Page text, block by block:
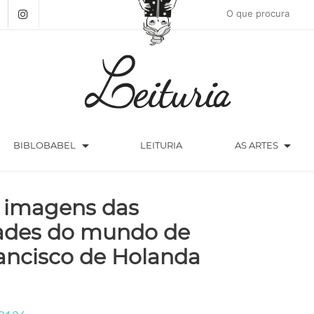
BIBLOBABEL arrow_drop_down LEITURIA AS ARTES arrow_drop_down
imagens das
do mundo de
de Holanda